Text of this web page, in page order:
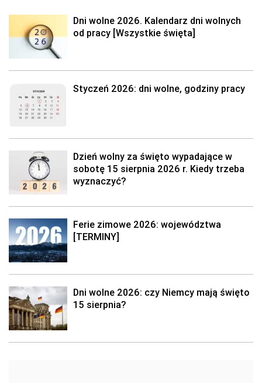
Dni wolne 2026. Kalendarz dni wolnych
od pracy [Wszystkie święta]
Styczeń 2026: dni wolne, godziny pracy
Dzień wolny za święto wypadające w
sobotę 15 sierpnia 2026 r. Kiedy trzeba
wyznaczyć?
Ferie zimowe 2026: województwa
[TERMINY]
Dni wolne 2026: czy Niemcy mają święto
15 sierpnia?